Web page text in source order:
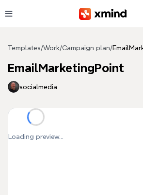
Templates/Work/Campaign plan/
EmailMarketingPoint
socialmedia
Loading preview...